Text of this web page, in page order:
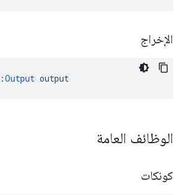
الإخراج
output
الوظائف العامة
كونكات